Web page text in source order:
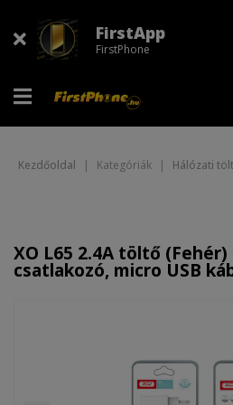
FirstApp
FirstPhone
Kezdőoldal | Kategóriák | Hálózati
XO L65 2.4A töltő (Fehér)
csatlakozó, micro USB